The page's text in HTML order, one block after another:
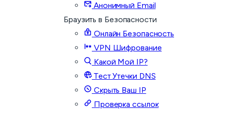
Анонимный Email
Браузить в Безопасности
Онлайн Безопасность
VPN Шифрование
Какой Мой IP?
Тест Утечки DNS
Скрыть Ваш IP
Проверка ссылок